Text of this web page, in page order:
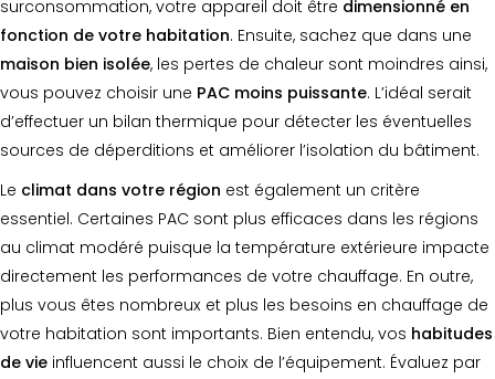
surconsommation, votre appareil doit être dimensionné en
fonction de votre habitation. Ensuite, sachez que dans une
maison bien isolée, les pertes de chaleur sont moindres ainsi,
vous pouvez choisir une PAC moins puissante. L’idéal serait
d’effectuer un bilan thermique pour détecter les éventuelles
sources de déperditions et améliorer l’isolation du bâtiment.
Le climat dans votre région est également un critère
essentiel. Certaines PAC sont plus efficaces dans les régions
au climat modéré puisque la température extérieure impacte
directement les performances de votre chauffage. En outre,
plus vous êtes nombreux et plus les besoins en chauffage de
votre habitation sont importants. Bien entendu, vos habitudes
de vie influencent aussi le choix de l’équipement. Évaluez par